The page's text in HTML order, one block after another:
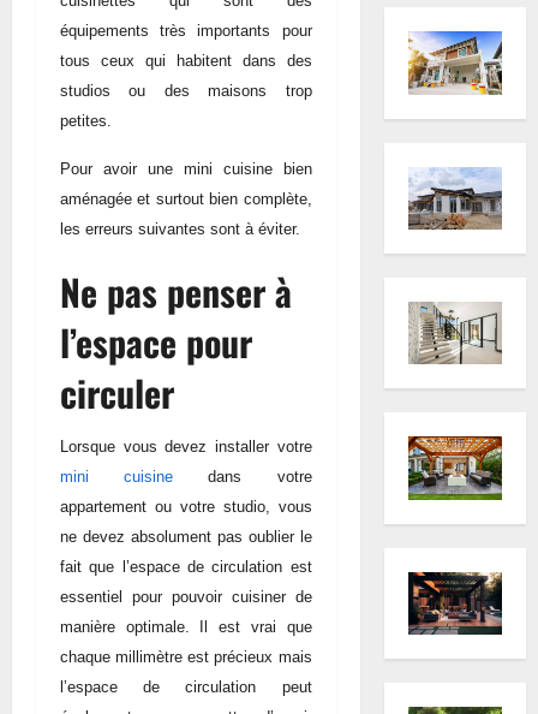
équipements très importants pour
tous ceux qui habitent dans des
studios ou des maisons trop
petites.
Pour avoir une mini cuisine bien
aménagée et surtout bien complète,
les erreurs suivantes sont à éviter.
Ne pas penser à
l’espace pour
circuler
Lorsque vous devez installer votre
mini cuisine dans votre
appartement ou votre studio, vous
ne devez absolument pas oublier le
fait que l’espace de circulation est
essentiel pour pouvoir cuisiner de
manière optimale. Il est vrai que
chaque millimètre est précieux mais
l’espace de circulation peut